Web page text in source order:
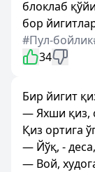
блоклаб
бор
#Пул-бойлик
34
Бир йигит
— Яхши қиз,
Қиз ортига
— Йўқ, -
— Вой,